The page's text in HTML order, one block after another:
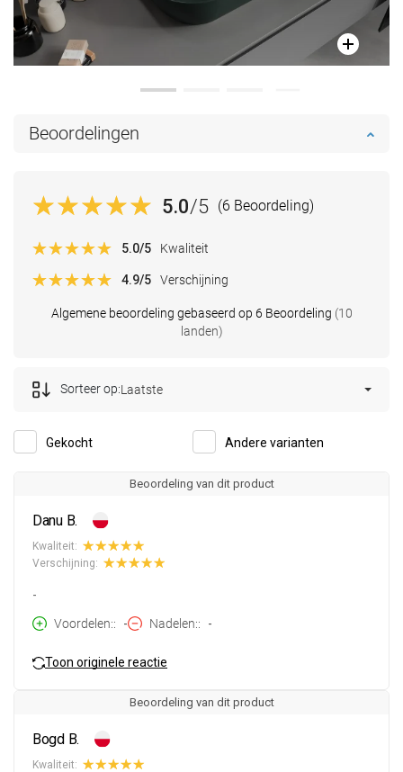
Beoordelingen
5.0/5 (6 Beoordeling)
Algemene beoordeling gebaseerd op 6 Beoordeling (10
landen)
5.0/5 Kwaliteit
4.9/5 Verschijning
Gekocht Andere varianten
Sorteer op:Laatste
Beoordeling van dit product
Danu B.
Kwaliteit:
Verschijning:
-
Voordelen:
- Nadelen: -
Toon originele reactie
Beoordeling van dit product
Bogd B.
Kwaliteit: